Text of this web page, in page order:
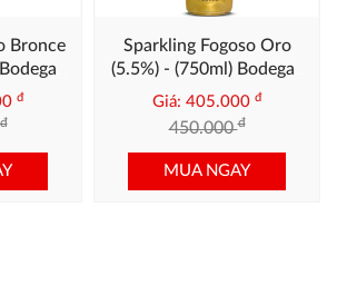
Bronce
đ
đ
Sparkling Fogoso Oro
(5.5%) - (750ml) Bodegas
Verduguez
Giá: 405.000 đ
450.000đ
MUA NGAY